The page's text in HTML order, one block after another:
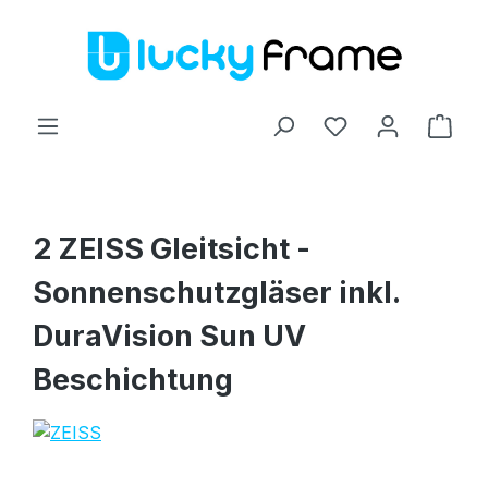
Zum Hauptinhalt springen
2 ZEISS Gleitsicht -
Sonnenschutzgläser inkl.
DuraVision Sun UV
Beschichtung